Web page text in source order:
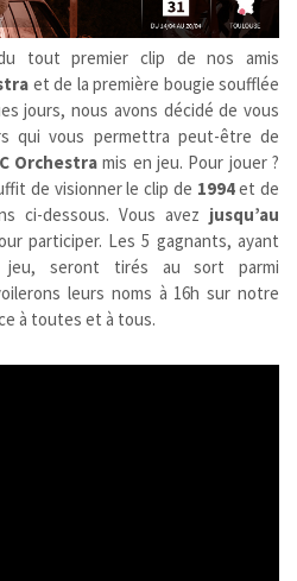
tout premier clip de nos amis
et de la première bougie soufflée
jours, nous avons décidé de vous
qui vous permettra peut-être de
Orchestra mis en jeu. Pour jouer ?
de visionner le clip de 1994et de
ci-dessous. Vous avez jusqu’au
participer. Les 5 gagnants, ayant
jeu, seront tirés au sort parmi
leurs noms à 16h sur notre
à toutes et à tous.